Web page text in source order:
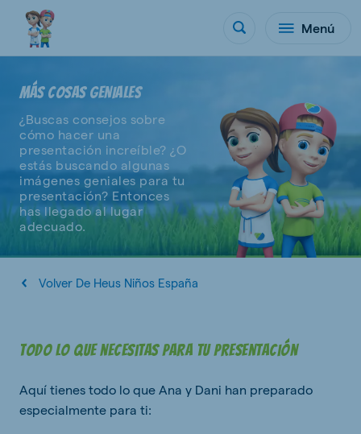
Menú
MÁS COSAS GENIALES
¿Buscas consejos sobre
cómo hacer una
presentación increíble? ¿O
estás buscando algunas
imágenes geniales para tu
presentación? Entonces
has llegado al lugar
adecuado.
Volver De Heus Niños España
Todo lo que necesitas para tu presentación
Aquí tienes todo lo que Ana y Dani han preparado
especialmente para ti: